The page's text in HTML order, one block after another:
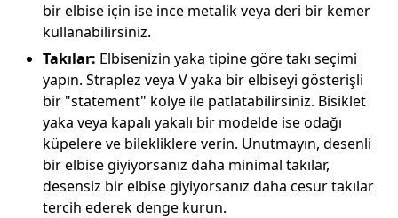
bir elbise için ise ince metalik veya deri bir kemer
kullanabilirsiniz.
Takılar: Elbisenizin yaka tipine göre takı seçimi
yapın. Straplez veya V yaka bir elbiseyi gösterişli
bir "statement" kolye ile patlatabilirsiniz. Bisiklet
yaka veya kapalı yakalı bir modelde ise odağı
küpelere ve bilekliklere verin. Unutmayın, desenli
bir elbise giyiyorsanız daha minimal takılar,
desensiz bir elbise giyiyorsanız daha cesur takılar
tercih ederek denge kurun.